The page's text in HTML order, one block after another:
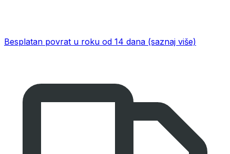
Besplatan povrat u roku od 14 dana (saznaj više)